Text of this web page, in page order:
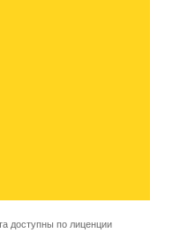
доступны по лиценции